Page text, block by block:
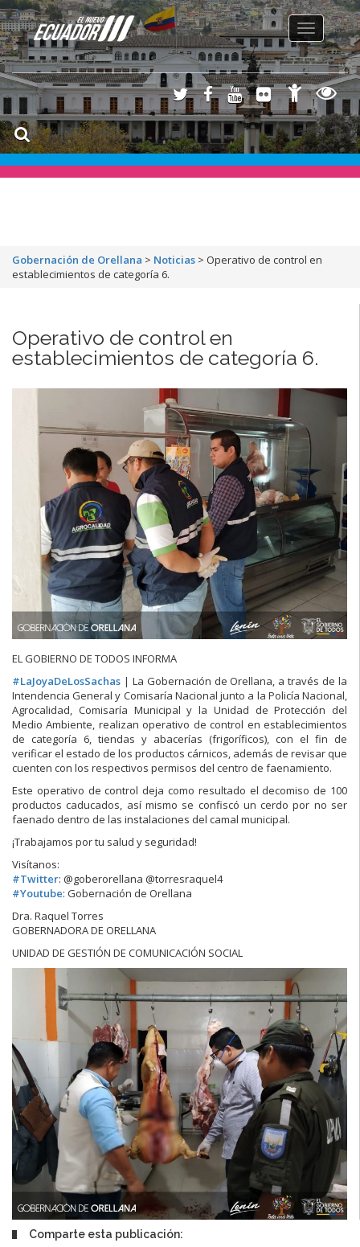
Toggle
navigation
Gobernación de Orellana > Noticias > Operativo de control en
establecimientos de categoría 6.
Operativo de control en
establecimientos de categoría 6.
EL GOBIERNO DE TODOS INFORMA
#LaJoyaDeLosSachas | La Gobernación de Orellana, a través de la
Intendencia General y Comisaría Nacional junto a la Policía Nacional,
Agrocalidad, Comisaría Municipal y la Unidad de Protección del
Medio Ambiente, realizan operativo de control en establecimientos
de categoría 6, tiendas y abacerías (frigoríficos), con el fin de
verificar el estado de los productos cárnicos, además de revisar que
cuenten con los respectivos permisos del centro de faenamiento.
Este operativo de control deja como resultado el decomiso de 100
productos caducados, así mismo se confiscó un cerdo por no ser
faenado dentro de las instalaciones del camal municipal.
¡Trabajamos por tu salud y seguridad!
Visítanos:
#Twitter: @goberorellana @torresraquel4
#Youtube: Gobernación de Orellana
Dra. Raquel Torres
GOBERNADORA DE ORELLANA
UNIDAD DE GESTIÓN DE COMUNICACIÓN SOCIAL
Comparte esta publicación: